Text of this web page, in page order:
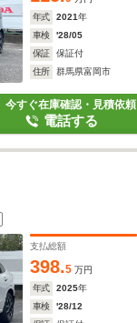
年式
2021年
車検
'28/05
保証
保証付
住所
群馬県富岡市
今すぐ在庫確認・見積依頼
電話する
支払総額
398.5 万円
年式
2025年
車検
'28/12